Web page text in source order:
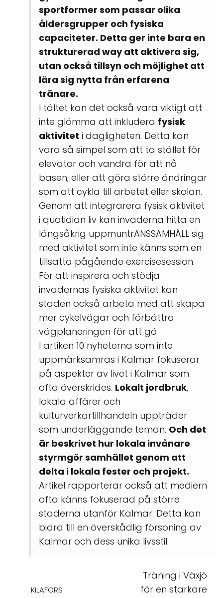
sportformer som passar olika
åldersgrupper och fysiska
capaciteter. Detta ger inte bara en
strukturerad way att aktivera sig,
utan också tillsyn och möjlighet att
lära sig nytta från erfarena
tränare.
I tältet kan det också vara viktigt att
inte glömma att inkludera fysisk
aktivitet i dagligheten. Detta kan
vara så simpel som att ta stället för
elevator och vandra för att nå
basen, eller att göra större ändringar
som att cykla till arbetet eller skolan.
Genom att integrarera fysisk aktivitet
i quotidian liv kan invaderna hitta en
längsåkrig uppmuntrANSSAMHÄLL sig
med aktivitet som inte känns som en
tillsatta pågående exercisesession.
För att inspirera och stödja
invadernas fysiska aktivitet kan
staden också arbeta med att skapa
mer cykelvägar och förbättra
vägplaneringen för att gö
I artiken 10 nyheterna som inte
uppmärksamras i Kalmar fokuserar
på aspekter av livet i Kalmar som
ofta överskrides. Lokalt jordbruk,
lokala affärer och
kulturverkartillhandeln uppträder
som underläggande teman. Och det
är beskrivet hur lokala invånare
styrmgör samhället genom att
delta i lokala fester och projekt.
Artikel rapporterar också att mediern
ofta känns fokuserad på större
staderna utanför Kalmar. Detta kan
bidra till en överskådlig försoning av
Kalmar och dess unika livsstil.
KILAFORS
Träning i Växjö
för en starkare